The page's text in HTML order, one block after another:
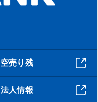
空売り残
法人情報